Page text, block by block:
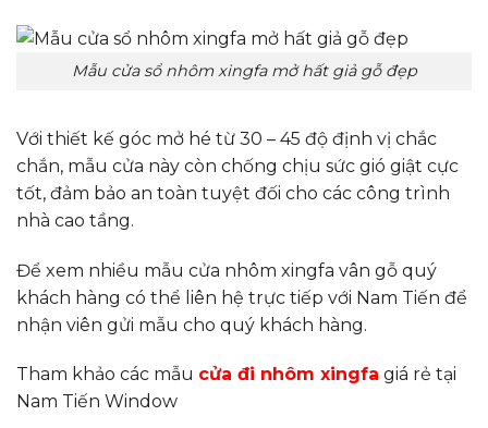
Mẫu cửa sổ nhôm xingfa mở hất giả gỗ đẹp
Với thiết kế góc mở hé từ 30 – 45 độ định vị chắc
chắn, mẫu cửa này còn chống chịu sức gió giật cực
tốt, đảm bảo an toàn tuyệt đối cho các công trình
nhà cao tầng.
Để xem nhiều mẫu cửa nhôm xingfa vân gỗ quý
khách hàng có thể liên hệ trực tiếp với Nam Tiến để
nhận viên gửi mẫu cho quý khách hàng.
Tham khảo các mẫu cửa đi nhôm xingfa giá rẻ tại
Nam Tiến Window